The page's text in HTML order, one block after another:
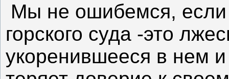
Мы не ошибемся, если
горского суда -это
укоренившееся в нем